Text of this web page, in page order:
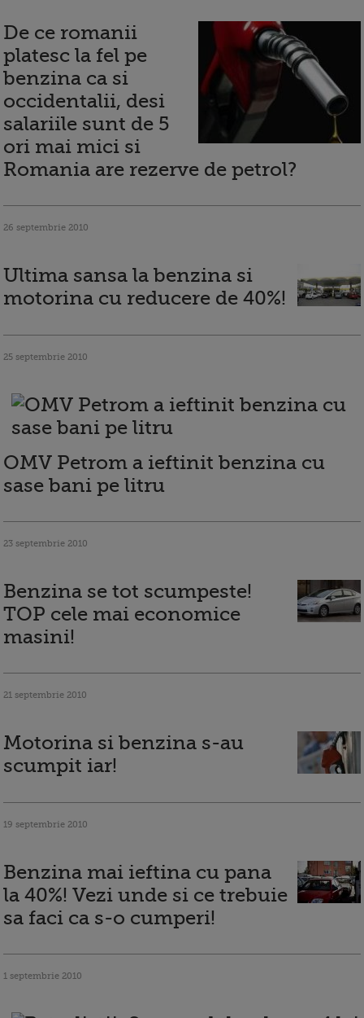
De ce romanii
platesc la fel pe
benzina ca si
occidentalii, desi
salariile sunt de 5
ori mai mici si
Romania are rezerve de petrol?
26 septembrie 2010
Ultima sansa la benzina si
motorina cu reducere de 40%!
25 septembrie 2010
OMV Petrom a ieftinit benzina cu
sase bani pe litru
23 septembrie 2010
Benzina se tot scumpeste!
TOP cele mai economice
masini!
21 septembrie 2010
Motorina si benzina s-au
scumpit iar!
19 septembrie 2010
Benzina mai ieftina cu pana
la 40%! Vezi unde si ce trebuie
sa faci ca s-o cumperi!
1 septembrie 2010